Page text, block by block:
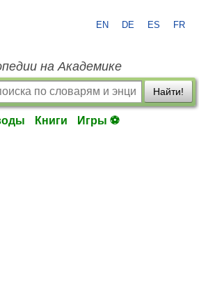
EN DE ES FR
на Академике
Найти!
Книги Игры ⚽